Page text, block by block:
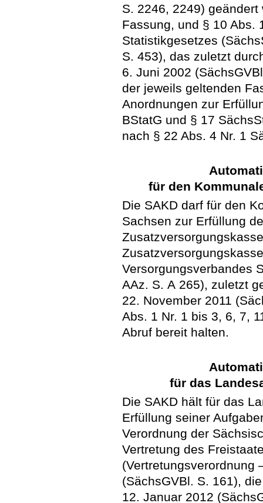
S. 2246, 2249)
Fassung, und § 10 Abs.
Statistikgesetzes
S. 453), das zuletzt
6. Juni 2002
der jeweils geltenden
Anordnungen zur
BStatG und § 17
nach § 22 Abs. 4 Nr. 1
für den
Die SAKD darf für den
Sachsen zur Erfüllung
Versorgungsverbandes
AAz. S. A 265), zuletzt
22. November 2011
Abs. 1 Nr. 1 bis 3, 6, 7,
Abruf bereit halten.
für das
Die SAKD hält für das
Erfüllung seiner
Verordnung der
Vertretung des
(Vertretungsverordnung
(SächsGVBl. S. 161),
12. Januar 2012